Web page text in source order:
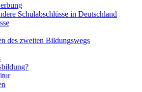
Schulabschlüsse in Deutschland
des zweiten Bildungswegs